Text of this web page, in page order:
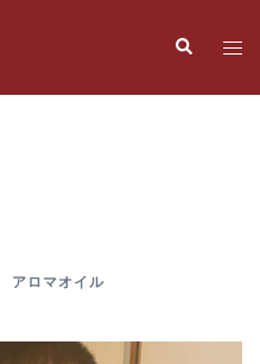
検
索
ト
アロマオイル